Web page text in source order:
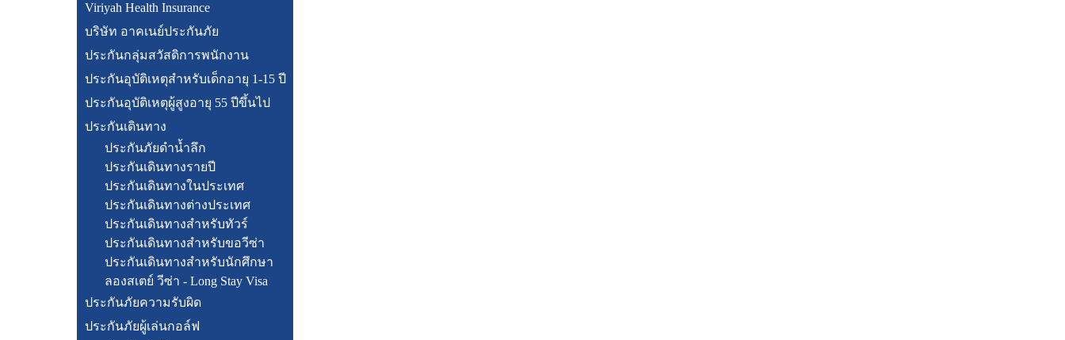
Viriyah Health Insurance
บริษัท อาคเนย์ประกันภัย
ประกันกลุ่มสวัสดิการพนักงาน
ประกันอุบัติเหตุสำหรับเด็กอายุ 1-15 ปี
ประกันอุบัติเหตุผู้สูงอายุ 55 ปีขึ้นไป
ประกันเดินทาง
ประกันภัยดำน้ำลึก
ประกันเดินทางรายปี
ประกันเดินทางในประเทศ
ประกันเดินทางต่างประเทศ
ประกันเดินทางสำหรับทัวร์
ประกันเดินทางสำหรับขอวีซ่า
ประกันเดินทางสำหรับนักศึกษา
ลองสเตย์ วีซ่า - Long Stay Visa
ประกันภัยความรับผิด
ประกันภัยผู้เล่นกอล์ฟ